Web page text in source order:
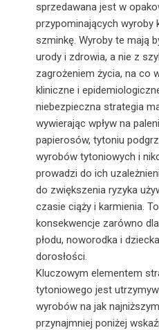
sprzedawana jest w
przypominających wyroby
szminkę. Wyroby te mają
urody i zdrowia, a nie z
zagrożeniem życia, na co
kliniczne i
niebezpieczna strategia
wywierając wpływ na
papierosów, tytoniu
wyrobów tytoniowych i
prowadzi do ich
do zwiększenia ryzyka
czasie ciąży i karmienia.
konsekwencje zarówno
płodu, noworodka i
dorosłości.
Kluczowym elementem
tytoniowego jest
wyrobów na jak
przynajmniej poniżej